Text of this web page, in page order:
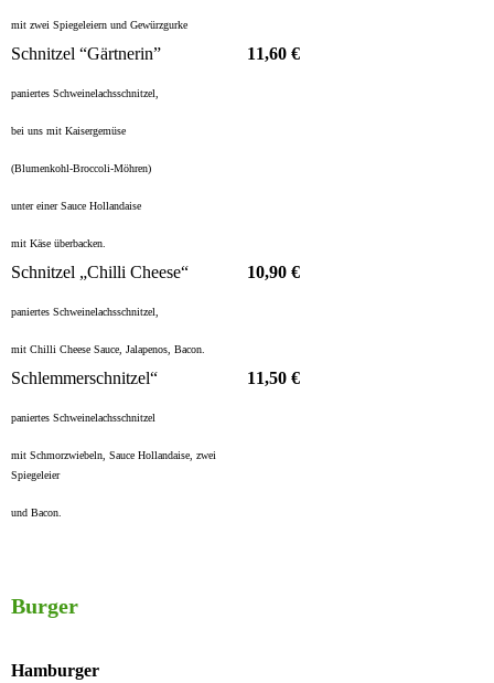
mit zwei Spiegeleiern und Gewürzgurke
Schnitzel “Gärtnerin”
paniertes Schweinelachsschnitzel,
bei uns mit Kaisergemüse
(Blumenkohl-Broccoli-Möhren)
unter einer Sauce Hollandaise
mit Käse überbacken.
11,60 €
Schnitzel „Chilli Cheese“
paniertes Schweinelachsschnitzel,
mit Chilli Cheese Sauce, Jalapenos, Bacon.
10,90 €
Schlemmerschnitzel“
paniertes Schweinelachsschnitzel
mit Schmorzwiebeln, Sauce Hollandaise, zwei
Spiegeleier
und Bacon.
11,50 €
Burger
Hamburger